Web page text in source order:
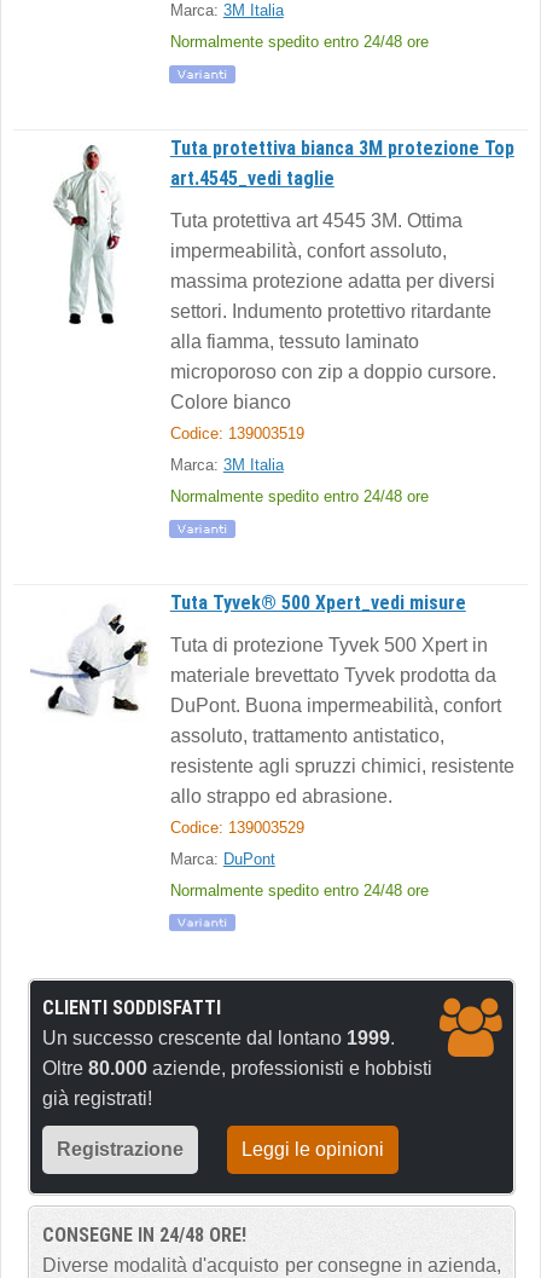
Marca: 3M Italia
Normalmente spedito entro 24/48 ore
Tuta protettiva bianca 3M protezione Top
art.4545_vedi taglie
Tuta protettiva art 4545 3M. Ottima
impermeabilità, confort assoluto,
massima protezione adatta per diversi
settori. Indumento protettivo ritardante
alla fiamma, tessuto laminato
microporoso con zip a doppio cursore.
Colore bianco
Codice: 139003519
Marca: 3M Italia
Normalmente spedito entro 24/48 ore
Tuta Tyvek® 500 Xpert_vedi misure
Tuta di protezione Tyvek 500 Xpert in
materiale brevettato Tyvek prodotta da
DuPont. Buona impermeabilità, confort
assoluto, trattamento antistatico,
resistente agli spruzzi chimici, resistente
allo strappo ed abrasione.
Codice: 139003529
Marca: DuPont
Normalmente spedito entro 24/48 ore
CLIENTI SODDISFATTI
Un successo crescente dal lontano 1999.
Oltre 80.000 aziende, professionisti e hobbisti
già registrati!
Registrazione Leggi le opinioni
CONSEGNE IN 24/48 ORE!
Diverse modalità d'acquisto per consegne in azienda,